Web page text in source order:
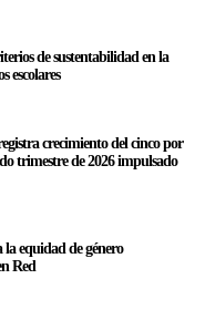
de sustentabilidad en la
escolares
crecimiento del cinco por
trimestre de 2026 impulsado
equidad de género
Red